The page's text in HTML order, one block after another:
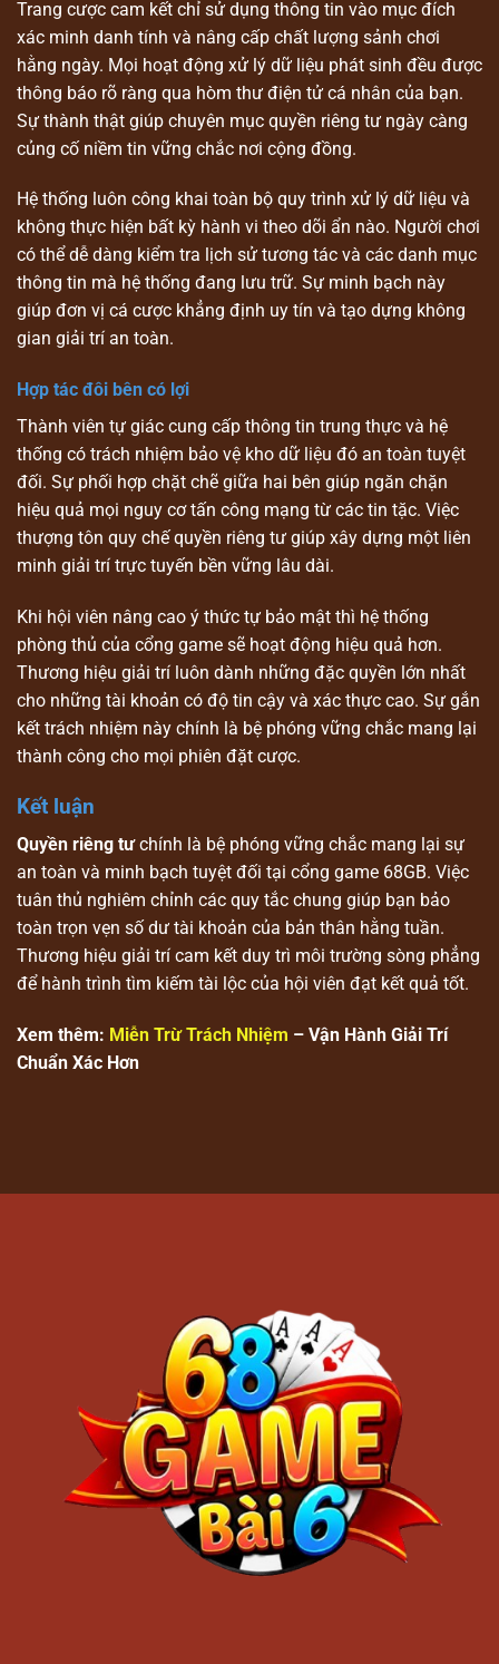
Trang cược cam kết chỉ sử dụng thông tin vào mục đích
xác minh danh tính và nâng cấp chất lượng sảnh chơi
hằng ngày. Mọi hoạt động xử lý dữ liệu phát sinh đều được
thông báo rõ ràng qua hòm thư điện tử cá nhân của bạn.
Sự thành thật giúp chuyên mục quyền riêng tư ngày càng
củng cố niềm tin vững chắc nơi cộng đồng.
Hệ thống luôn công khai toàn bộ quy trình xử lý dữ liệu và
không thực hiện bất kỳ hành vi theo dõi ẩn nào. Người chơi
có thể dễ dàng kiểm tra lịch sử tương tác và các danh mục
thông tin mà hệ thống đang lưu trữ. Sự minh bạch này
giúp đơn vị cá cược khẳng định uy tín và tạo dựng không
gian giải trí an toàn.
Hợp tác đôi bên có lợi
Thành viên tự giác cung cấp thông tin trung thực và hệ
thống có trách nhiệm bảo vệ kho dữ liệu đó an toàn tuyệt
đối. Sự phối hợp chặt chẽ giữa hai bên giúp ngăn chặn
hiệu quả mọi nguy cơ tấn công mạng từ các tin tặc. Việc
thượng tôn quy chế quyền riêng tư giúp xây dựng một liên
minh giải trí trực tuyến bền vững lâu dài.
Khi hội viên nâng cao ý thức tự bảo mật thì hệ thống
phòng thủ của cổng game sẽ hoạt động hiệu quả hơn.
Thương hiệu giải trí luôn dành những đặc quyền lớn nhất
cho những tài khoản có độ tin cậy và xác thực cao. Sự gắn
kết trách nhiệm này chính là bệ phóng vững chắc mang lại
thành công cho mọi phiên đặt cược.
Kết luận
Quyền riêng tưchính là bệ phóng vững chắc mang lại sự
an toàn và minh bạch tuyệt đối tại cổng game 68GB. Việc
tuân thủ nghiêm chỉnh các quy tắc chung giúp bạn bảo
toàn trọn vẹn số dư tài khoản của bản thân hằng tuần.
Thương hiệu giải trí cam kết duy trì môi trường sòng phẳng
để hành trình tìm kiếm tài lộc của hội viên đạt kết quả tốt.
Xem thêm: Miễn Trừ Trách Nhiệm – Vận Hành Giải Trí
Chuẩn Xác Hơn